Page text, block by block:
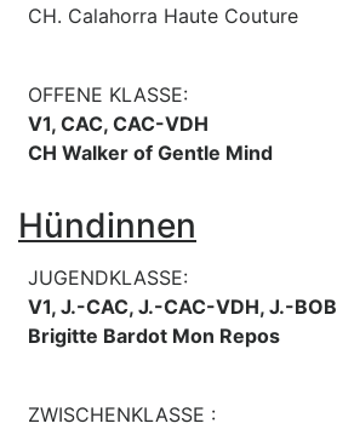
CH. Calahorra Haute Couture
OFFENE KLASSE:
V1, CAC, CAC-VDH
CH Walker of Gentle Mind
Hündinnen
JUGENDKLASSE:
V1, J.-CAC, J.-CAC-VDH, J.-BOB
Brigitte Bardot Mon Repos
ZWISCHENKLASSE :